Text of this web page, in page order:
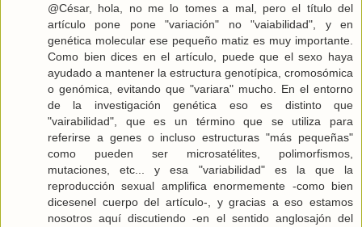
@César, hola, no me lo tomes a mal, pero el título del
artículo pone pone "variación" no "vaiabilidad", y en
genética molecular ese pequeño matiz es muy importante.
Como bien dices en el artículo, puede que el sexo haya
ayudado a mantener la estructura genotípica, cromosómica
o genómica, evitando que "variara" mucho. En el entorno
de la investigación genética eso es distinto que
"vairabilidad", que es un término que se utiliza para
referirse a genes o incluso estructuras "más pequeñas"
como pueden ser microsatélites, polimorfismos,
mutaciones, etc... y esa "variabilidad" es la que la
reproducción sexual amplifica enormemente -como bien
dicesenel cuerpo del artículo-, y gracias a eso estamos
nosotros aquí discutiendo -en el sentido anglosajón del